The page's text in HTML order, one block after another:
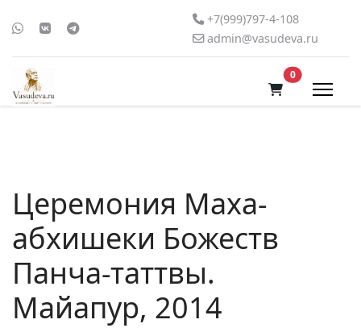
+7(999)797-4-108
admin@vasudeva.ru
0В корзину
Церемония Маха-
абхишеки Божеств
Панча-таттвы.
Майапур, 2014